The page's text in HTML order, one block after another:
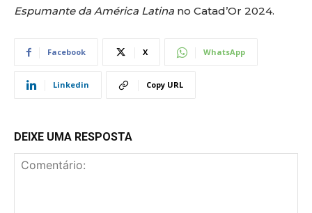
Espumante da América Latina no Catad’Or 2024.
Facebook X WhatsApp
Linkedin Copy URL
DEIXE UMA RESPOSTA